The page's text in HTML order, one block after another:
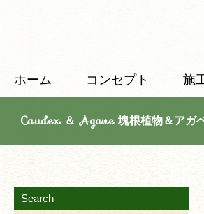
ホーム コンセプト 施
Caudex ＆ Agave 塊根植物＆アガ
Search